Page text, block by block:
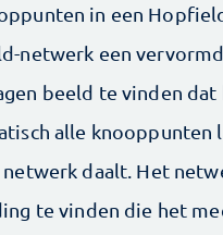
in een
netwerk een
beeld te vinden
alle knooppunten
netwerk daalt. Het
te vinden die het